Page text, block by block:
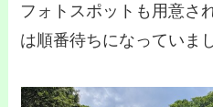
フォトスポットも用意さ
は順番待ちになっていま